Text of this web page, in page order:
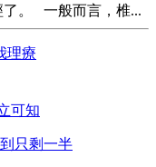
了。 一般而言，椎...
理療
可知
只剩一半